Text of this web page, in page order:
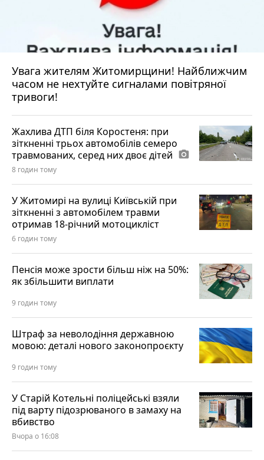
Увага жителям Житомирщини! Найближчим
часом не нехтуйте сигналами повітряної
тривоги!
Жахлива ДТП біля Коростеня: при
зіткненні трьох автомобілів семеро
травмованих, серед них двоє дітей photo_camera
8 годин тому
У Житомирі на вулиці Київській при
зіткненні з автомобілем травми
отримав 18-річний мотоцикліст
6 годин тому
Пенсія може зрости більш ніж на 50%:
як збільшити виплати
9 годин тому
Штраф за неволодіння державною
мовою: деталі нового законопроєкту
9 годин тому
У Старій Котельні поліцейські взяли
під варту підозрюваного в замаху на
вбивство
Вчора о 16:08